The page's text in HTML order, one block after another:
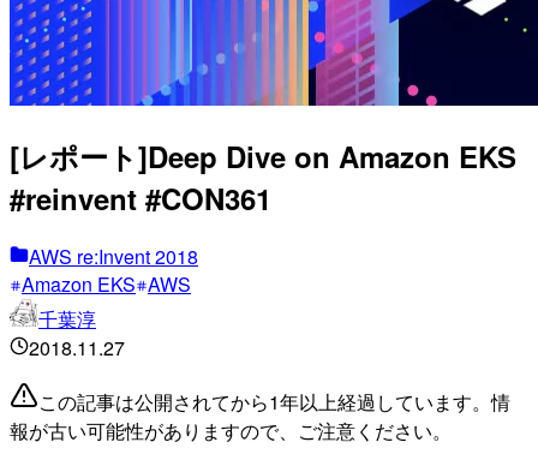
[レポート]Deep Dive on Amazon EKS
#reinvent #CON361
AWS re:Invent 2018
Amazon EKS AWS
千葉淳
2018.11.27
この記事は公開されてから1年以上経過しています。情
報が古い可能性がありますので、ご注意ください。